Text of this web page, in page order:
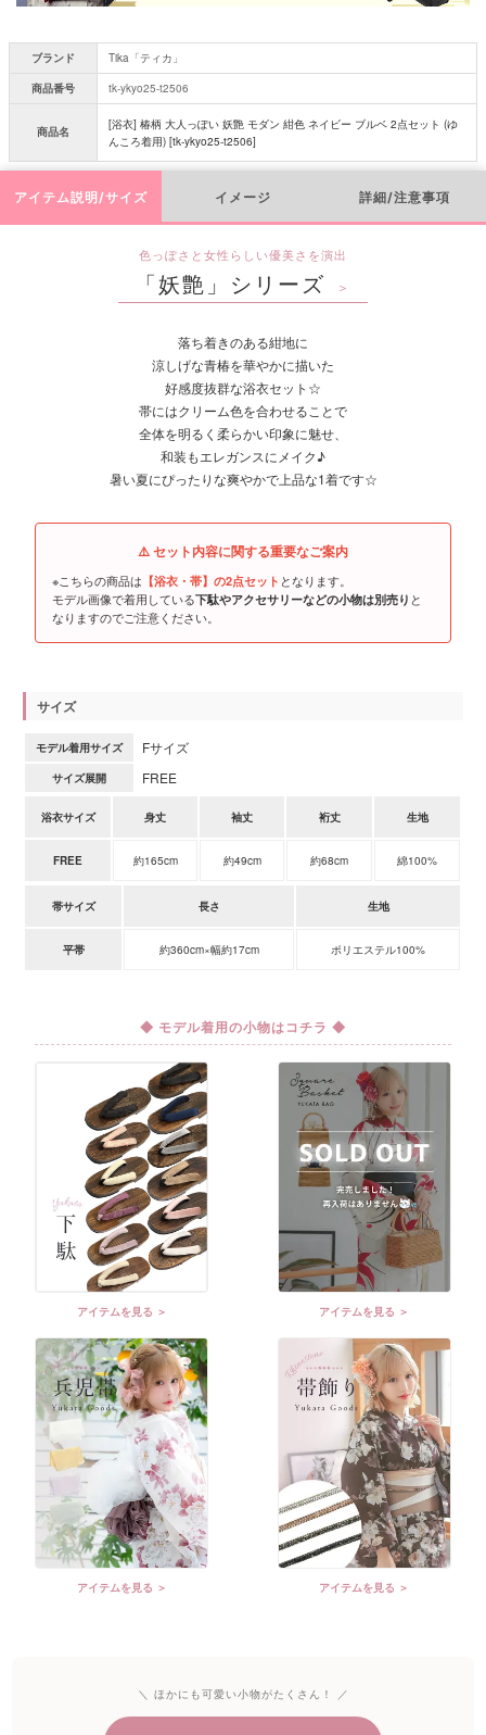
ブランド
Tika「ティカ」
商品番号
tk-ykyo25-t2506
商品名
[浴衣] 椿柄 大人っぽい 妖艶 モダン 紺色 ネイビー ブルベ 2点セット (ゆ
んころ着用) [tk-ykyo25-t2506]
アイテム説明/サイズ イメージ 詳細/注意事項
色っぽさと女性らしい優美さを演出
「妖艶」シリーズ ＞
落ち着きのある紺地に
涼しげな青椿を華やかに描いた
好感度抜群な浴衣セット☆
帯にはクリーム色を合わせることで
全体を明るく柔らかい印象に魅せ、
和装もエレガンスにメイク♪
暑い夏にぴったりな爽やかで上品な1着です☆
⚠️ セット内容に関する重要なご案内
※こちらの商品は 【浴衣・帯】の2点セット となります。
モデル画像で着用している下駄やアクセサリーなどの小物は別売り と
なりますのでご注意ください。
サイズ
モデル着用サイズ Fサイズ
サイズ展開 FREE
浴衣サイズ 身丈 袖丈 裄丈 生地
FREE 約165cm 約49cm 約68cm 綿100%
帯サイズ 長さ 生地
平帯 約360cm×幅約17cm ポリエステル100%
◆ モデル着用の小物はコチラ ◆
アイテムを見る ＞ アイテムを見る ＞
アイテムを見る ＞ アイテムを見る ＞
＼ ほかにも可愛い小物がたくさん！ ／